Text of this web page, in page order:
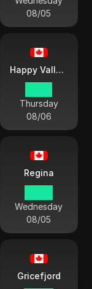
08/05
Happy Valley-Geeese Bucht
Thursday
08/06
Regina
Wednesday
08/05
Gricefjord